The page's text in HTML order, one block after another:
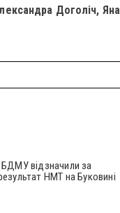
Доголіч, Яна
відзначили за
НМТ на Буковині